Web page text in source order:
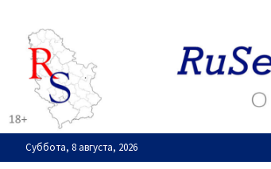
содержимому
Суббота, 8 августа, 2026